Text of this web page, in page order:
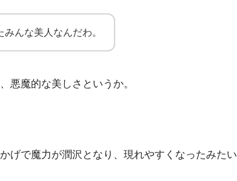
んな美人なんだわ。
悪魔的な美しさというか。
げで魔力が潤沢となり、現れやすくなったみたい